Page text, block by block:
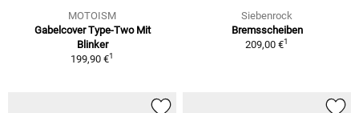
MOTOISM
Gabelcover Type-Two Mit
Blinker
199,90 €1
Siebenrock
Bremsscheiben
209,00 €1